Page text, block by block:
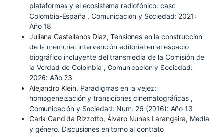
plataformas y el ecosistema radiofónico: caso
Colombia-España , Comunicación y Sociedad: 2021:
Año 18
Juliana Castellanos Diaz, Tensiones en la construcción
de la memoria: intervención editorial en el espacio
biográfico incluyente del transmedia de la Comisión de
la Verdad de Colombia , Comunicación y Sociedad:
2026: Año 23
Alejandro Klein, Paradigmas en la vejez:
homogeneización y transiciones cinematográficas ,
Comunicación y Sociedad: Núm. 26 (2016): Año 13
Carla Candida Rizzotto, Álvaro Nunes Larangeira, Media
y género. Discusiones en torno al contrato